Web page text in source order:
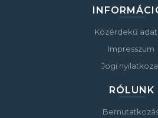
Közérdekű
Impresszum
Jogi
RÓLUNK